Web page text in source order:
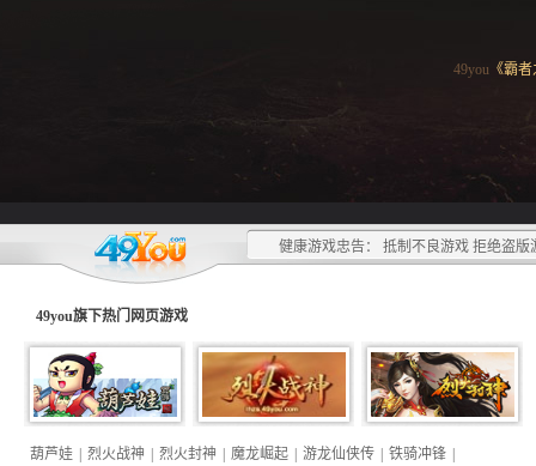
49you《霸者
健康游戏忠告： 抵制不良游戏 拒绝盗
49you旗下热门 网页游戏
葫芦娃 烈火战神 烈火封神 魔龙崛起 游龙仙侠传 铁骑冲锋